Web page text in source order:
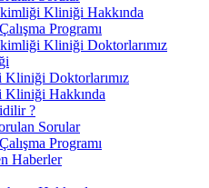
Kliniği Hakkında
Programı
Kliniği Doktorlarımız
Doktorlarımız
Hakkında
?
Sorular
Programı
Haberler